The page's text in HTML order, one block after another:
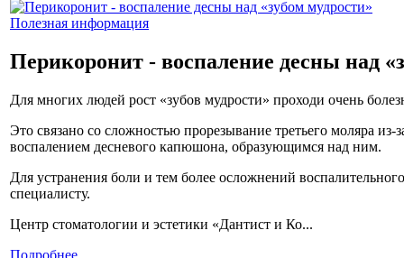
Полезная информация
Перикоронит - воспаление десны над
Для многих людей рост «зубов мудрости» проходи очень
Это связано со сложностью прорезывание третьего моляра из-
воспалением десневого капюшона, образующимся над ним.
Для устранения боли и тем более осложнений
специалисту.
Центр стоматологии и эстетики «Дантист и Ко...
Подробнее